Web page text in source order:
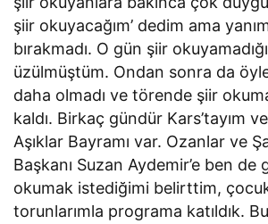
şiir okuyacağım’ dedim ama
bırakmadı. O gün şiir
üzülmüştüm. Ondan sonra da
daha olmadı ve törende şiir
kaldı. Birkaç gündür Kars’tayım
Aşıklar Bayramı var. Ozanlar ve
Başkanı Suzan Aydemir’e ben de
okumak istediğimi belirttim,
torunlarımla programa katıldık.